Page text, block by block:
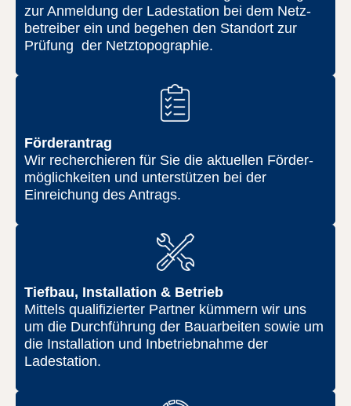
zur Anmeldung der Ladestation bei dem Netz­
betreiber ein und begehen den Standort zur
Prüfung der Netz­topographie.
Förderantrag
Wir recherchieren für Sie die aktuellen Förder­
möglichkeiten und unterstützen bei der
Einreichung des Antrags.
Tiefbau, Installation & Betrieb
Mittels qualifizierter Partner kümmern wir uns
um die Durchführung der Bauarbeiten sowie um
die Installation und Inbetriebnahme der
Ladestation.